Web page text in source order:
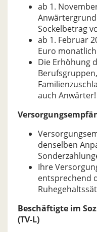
ab 1.
Sockelbetrag
ab 1. Februar
Euro monatlich
Die Erhöhung
auch Anwärter!
denselben
Ihre
entsprechend
Beschäftigte im
(TV-L)